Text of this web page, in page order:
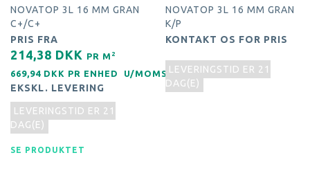
NOVATOP 3L 16 MM GRAN
C+/C+
PRIS FRA
214,38 DKK PR M 2
669,94 DKK PR ENHED U/MOMS
EKSKL. LEVERING
LEVERINGSTID ER 21
DAG(E)
SE PRODUKTET
NOVATOP 3L 16 MM GRAN
K/P
KONTAKT OS FOR PRIS
LEVERINGSTID ER 21
DAG(E)